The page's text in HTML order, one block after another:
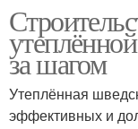
за шагом
Утеплённая
эффективных и